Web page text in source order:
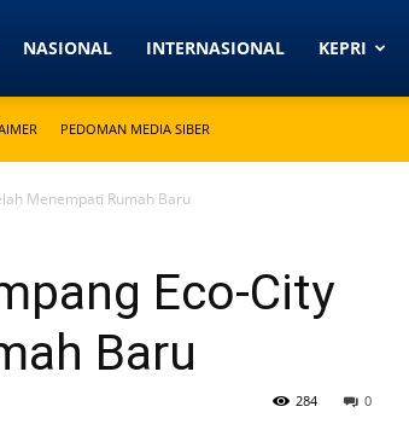
NASIONAL INTERNASIONAL KEPRI
PEDOMAN MEDIA SIBER
Menempati Rumah Baru
Eco-City
Baru
0
284